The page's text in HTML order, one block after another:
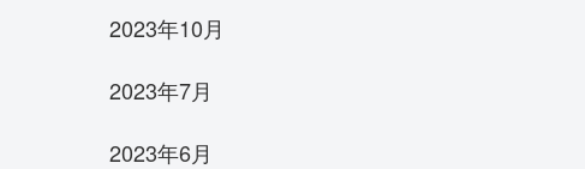
2023年10月
2023年7月
2023年6月